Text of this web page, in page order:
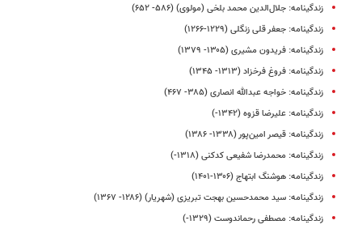
زندگینامه: جلال‌الدین محمد بلخی (مولوی) (۵۸۶- ۶۵۲)
زندگینامه: جعفر قلی زنگلی (۱۲۲۹-۱۲۶۶)
زندگینامه: فریدون مشیری (۱۳۰۵- ۱۳۷۹)
زندگینامه: فروغ‌ فرخزاد (۱۳۱۳- ۱۳۴۵)
زندگینامه: خواجه عبدالله انصاری (۳۸۵- ۴۶۷)
زندگینامه: علیرضا قزوه (۱۳۴۲-)
زندگینامه: قیصر امین‌پور (۱۳۳۸- ۱۳۸۶)
زندگینامه: محمدرضا شفیعی کدکنی (۱۳۱۸-)
زندگینامه: هوشنگ ابتهاج (۱۳۰۶-۱۴۰۱)
زندگینامه: سید محمدحسین بهجت تبریزی (شهریار) (۱۲۸۶- ۱۳۶۷)
زندگینامه: مصطفی رحماندوست (۱۳۲۹-)